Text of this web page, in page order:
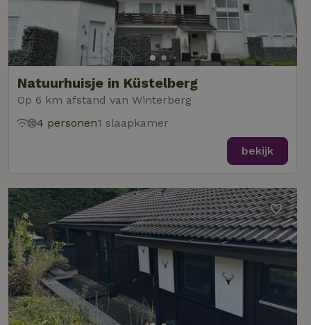
Natuurhuisje in Küstelberg
Op 6 km afstand van Winterberg
4 personen1 slaapkamer
bekijk